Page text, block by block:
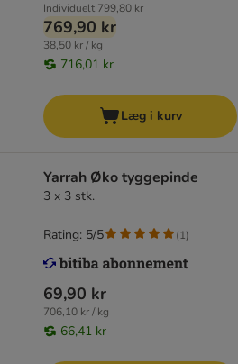
Individuelt 799,80 kr
769,90 kr
38,50 kr / kg
716,01 kr
Læg i kurv
Yarrah Øko tyggepinde
3 x 3 stk.
69,90 kr
706,10 kr / kg
66,41 kr
Rating: 5/5 (1)